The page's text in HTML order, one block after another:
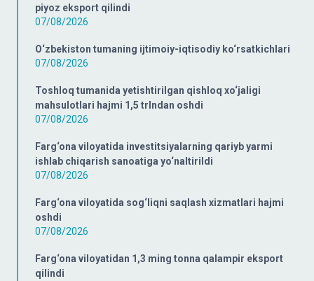
piyoz eksport qilindi
07/08/2026
O‘zbekiston tumaning ijtimoiy-iqtisodiy ko‘rsatkichlari
07/08/2026
Toshloq tumanida yetishtirilgan qishloq xo‘jaligi
mahsulotlari hajmi 1,5 trlndan oshdi
07/08/2026
Farg‘ona viloyatida investitsiyalarning qariyb yarmi
ishlab chiqarish sanoatiga yo‘naltirildi
07/08/2026
Farg‘ona viloyatida sog‘liqni saqlash xizmatlari hajmi
oshdi
07/08/2026
Farg‘ona viloyatidan 1,3 ming tonna qalampir eksport
qilindi